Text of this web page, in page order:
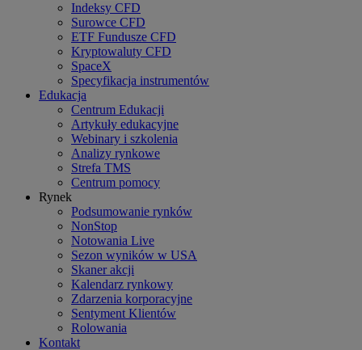
Indeksy CFD
Surowce CFD
ETF Fundusze CFD
Kryptowaluty CFD
SpaceX
Specyfikacja instrumentów
Edukacja
Centrum Edukacji
Artykuły edukacyjne
Webinary i szkolenia
Analizy rynkowe
Strefa TMS
Centrum pomocy
Rynek
Podsumowanie rynków
NonStop
Notowania Live
Sezon wyników w USA
Skaner akcji
Kalendarz rynkowy
Zdarzenia korporacyjne
Sentyment Klientów
Rolowania
Kontakt